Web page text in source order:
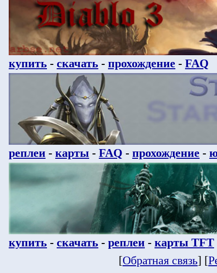
купить - скачать - прохождение - FAQ
реплеи - карты - FAQ - прохождение -
купить - скачать - реплеи - карты TFT
[Обратная связь] [